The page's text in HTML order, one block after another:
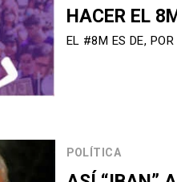
HACER EL
EL #8M ES DE,
POLÍTICA